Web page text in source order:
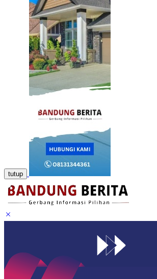
tutup